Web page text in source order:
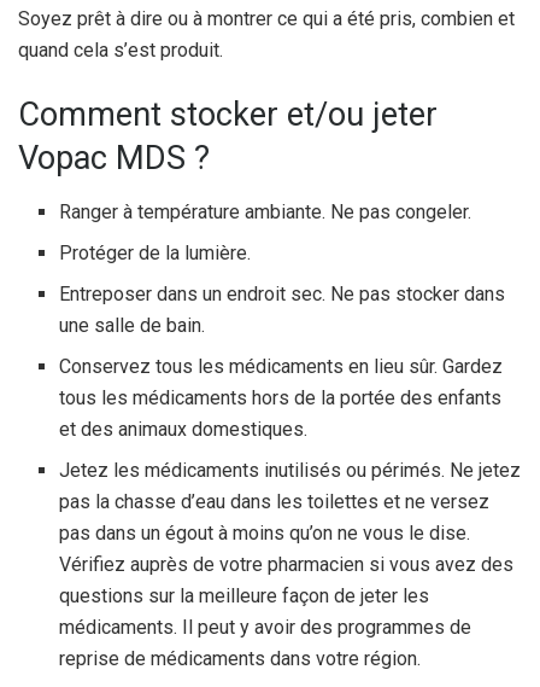
Soyez prêt à dire ou à montrer ce qui a été pris, combien et
quand cela s’est produit.
Comment stocker et/ou jeter
Vopac MDS ?
Ranger à température ambiante. Ne pas congeler.
Protéger de la lumière.
Entreposer dans un endroit sec. Ne pas stocker dans
une salle de bain.
Conservez tous les médicaments en lieu sûr. Gardez
tous les médicaments hors de la portée des enfants
et des animaux domestiques.
Jetez les médicaments inutilisés ou périmés. Ne jetez
pas la chasse d’eau dans les toilettes et ne versez
pas dans un égout à moins qu’on ne vous le dise.
Vérifiez auprès de votre pharmacien si vous avez des
questions sur la meilleure façon de jeter les
médicaments. Il peut y avoir des programmes de
reprise de médicaments dans votre région.